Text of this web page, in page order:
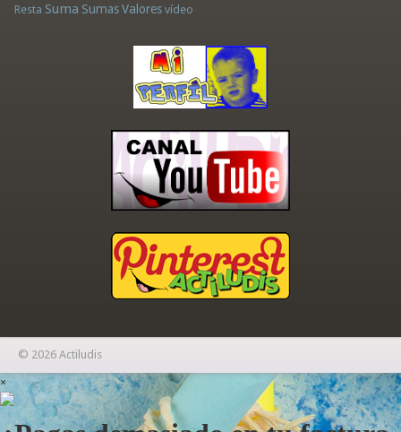
Resta Suma Sumas Valores vídeo
© 2026 Actiludis
×